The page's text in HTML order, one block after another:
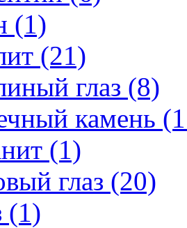
(1)
(21)
глаз (8)
камень
(1)
глаз (20)
(1)